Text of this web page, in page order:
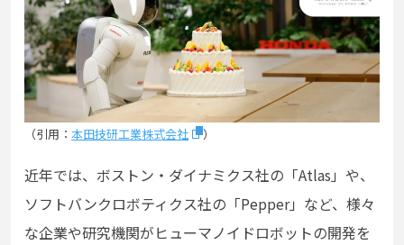
（引用： 本田技研工業株式会社 ）
近年では、ボストン・ダイナミクス社の「Atlas」や、
ソフトバンクロボティクス社の「Pepper」など、様々
な企業や研究機関がヒューマノイドロボットの開発を